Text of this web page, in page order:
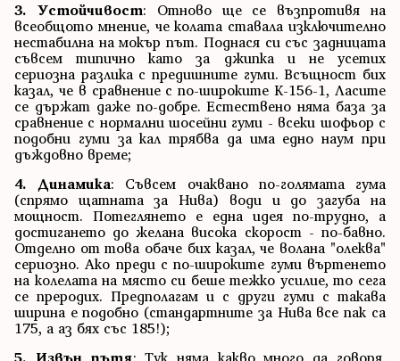
3. Устойчивост: Отново ще се възпротивя на
всеобщото мнение, че колата ставала изключително
нестабилна на мокър път. Поднася си със задницата
съвсем типично като за джипка и не усетих
сериозна разлика с предишните гуми. Всъщност бих
казал, че в сравнение с по-широките K-156-1, Ласите
се държат даже по-добре. Естествено няма база за
сравнение с нормални шосейни гуми - всеки шофьор с
подобни гуми за кал трябва да има едно наум при
дъждовно време;
4. Динамика: Съвсем очаквано по-голямата гума
(спрямо щатната за Нива) води и до загуба на
мощност. Потеглянето е една идея по-трудно, а
достигането до желана висока скорост - по-бавно.
Отделно от това обаче бих казал, че волана "олеква"
сериозно. Ако преди с по-широките гуми въртенето
на колелата на място си беше тежко усилие, то сега
се преродих. Предполагам и с други гуми с такава
ширина е подобно (стандартните за Нива все пак са
175, а аз бях със 185!);